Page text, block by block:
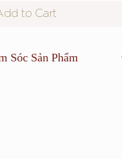
to Cart
Sóc Sản Phẩm